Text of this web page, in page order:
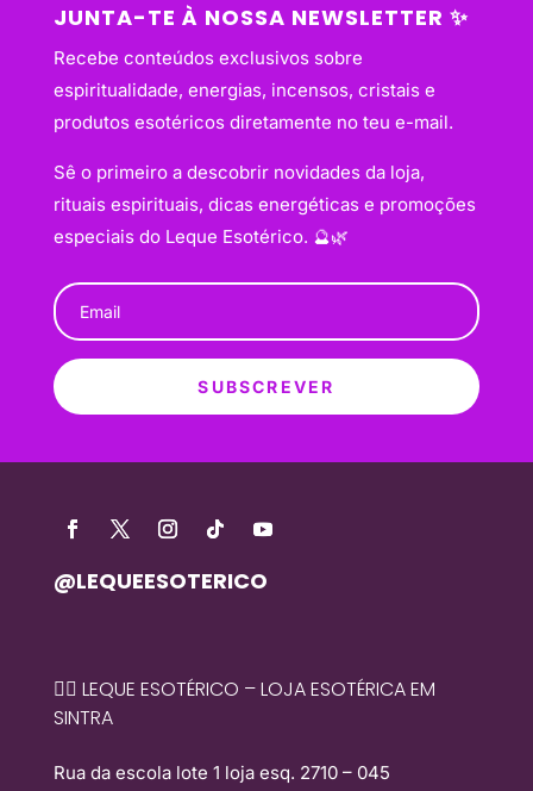
JUNTA-TE À NOSSA NEWSLETTER ✨
Recebe conteúdos exclusivos sobre
espiritualidade, energias, incensos, cristais e
produtos esotéricos diretamente no teu e-mail.
Sê o primeiro a descobrir novidades da loja,
rituais espirituais, dicas energéticas e promoções
especiais do Leque Esotérico. 🔮🌿
SUBSCREVER
@LEQUEESOTERICO
🧙‍♀️ LEQUE ESOTÉRICO – LOJA ESOTÉRICA EM
SINTRA
Rua da escola lote 1 loja esq. 2710 – 045